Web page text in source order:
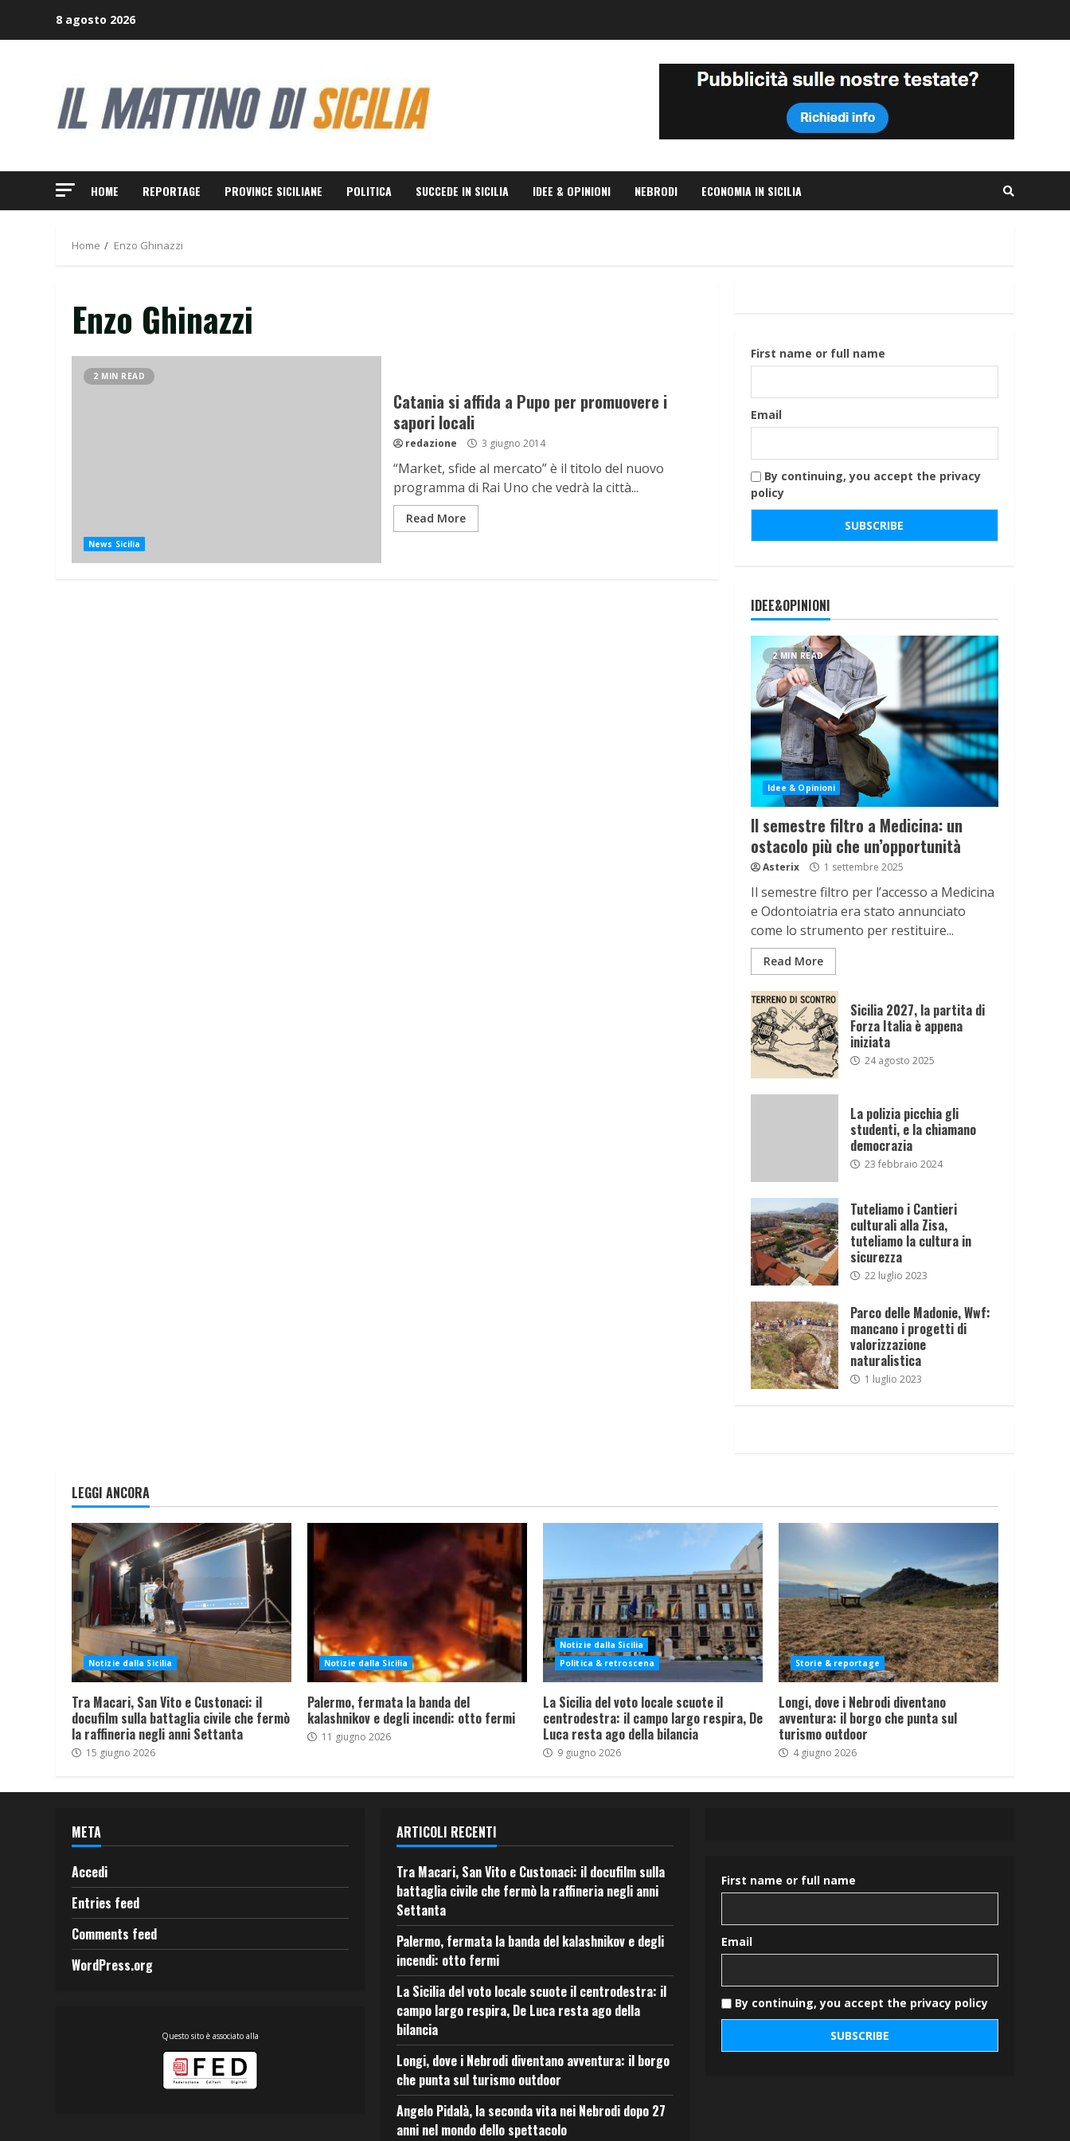
8 agosto 2026
HOME REPORTAGE PROVINCE SICILIANE POLITICA SUCCEDE IN SICILIA IDEE & OPINIONI NEBRODI ECONOMIA IN SICILIA
Home Enzo Ghinazzi
Enzo Ghinazzi
2 MIN READ
News Sicilia
Catania si affida a Pupo per promuovere i
sapori locali
redazione 3 giugno 2014
“Market, sfide al mercato” è il titolo del nuovo
programma di Rai Uno che vedrà la città...
Read More
First name or full name
Email
By continuing, you accept the privacy
policy
IDEE&OPINIONI
2 MIN READ
Idee & Opinioni
Il semestre filtro a Medicina: un
ostacolo più che un’opportunità
Asterix 1 settembre 2025
Il semestre filtro per l’accesso a Medicina
e Odontoiatria era stato annunciato
come lo strumento per restituire...
Read More
Sicilia 2027, la partita di
Forza Italia è appena
iniziata
24 agosto 2025
La polizia picchia gli
studenti, e la chiamano
democrazia
23 febbraio 2024
Tuteliamo i Cantieri
culturali alla Zisa,
tuteliamo la cultura in
sicurezza
22 luglio 2023
Parco delle Madonie, Wwf:
mancano i progetti di
valorizzazione
naturalistica
1 luglio 2023
LEGGI ANCORA
Notizie dalla Sicilia
Tra Macari, San Vito e Custonaci: il
docufilm sulla battaglia civile che fermò
la raffineria negli anni Settanta
15 giugno 2026
Notizie dalla Sicilia
Palermo, fermata la banda del
kalashnikov e degli incendi: otto fermi
11 giugno 2026
Notizie dalla Sicilia
Politica & retroscena
La Sicilia del voto locale scuote il
centrodestra: il campo largo respira, De
Luca resta ago della bilancia
9 giugno 2026
Storie & reportage
Longi, dove i Nebrodi diventano
avventura: il borgo che punta sul
turismo outdoor
4 giugno 2026
META
Accedi
Entries feed
Comments feed
WordPress.org
Questo sito è associato alla
ARTICOLI RECENTI
Tra Macari, San Vito e Custonaci: il docufilm sulla
battaglia civile che fermò la raffineria negli anni
Settanta
Palermo, fermata la banda del kalashnikov e degli
incendi: otto fermi
La Sicilia del voto locale scuote il centrodestra: il
campo largo respira, De Luca resta ago della
bilancia
Longi, dove i Nebrodi diventano avventura: il borgo
che punta sul turismo outdoor
Angelo Pidalà, la seconda vita nei Nebrodi dopo 27
anni nel mondo dello spettacolo
First name or full name
Email
By continuing, you accept the privacy policy